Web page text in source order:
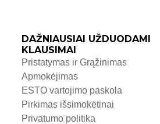
DAŽNIAUSIAI UŽDUODAMI
KLAUSIMAI
Pristatymas ir Grąžinimas
Apmokėjimas
ESTO vartojimo paskola
Pirkimas išsimokėtinai
Privatumo politika